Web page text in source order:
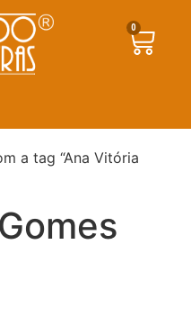
0
a tag “Ana Vitória